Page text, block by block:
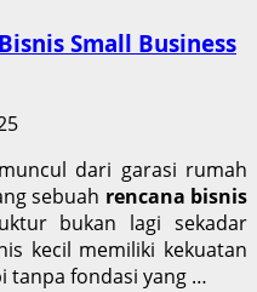
Small Business
dari garasi rumah
sebuah rencana bisnis
bukan lagi sekadar
kecil memiliki kekuatan
tanpa fondasi yang …